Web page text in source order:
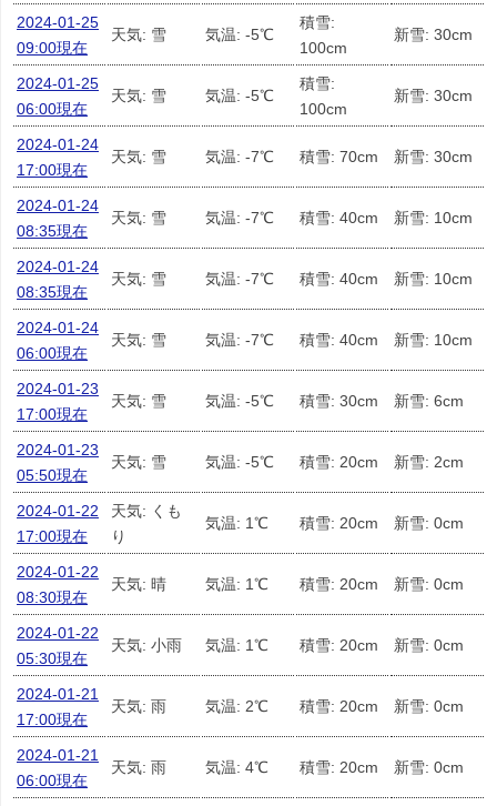
2024-01-25
09:00現在
天気: 雪 気温: -5℃
積雪:
100cm
新雪: 30cm
2024-01-25
06:00現在
天気: 雪 気温: -5℃
積雪:
100cm
新雪: 30cm
2024-01-24
17:00現在
天気: 雪 気温: -7℃ 積雪: 70cm 新雪: 30cm
2024-01-24
08:35現在
天気: 雪 気温: -7℃ 積雪: 40cm 新雪: 10cm
2024-01-24
08:35現在
天気: 雪 気温: -7℃ 積雪: 40cm 新雪: 10cm
2024-01-24
06:00現在
天気: 雪 気温: -7℃ 積雪: 40cm 新雪: 10cm
2024-01-23
17:00現在
天気: 雪 気温: -5℃ 積雪: 30cm 新雪: 6cm
2024-01-23
05:50現在
天気: 雪 気温: -5℃ 積雪: 20cm 新雪: 2cm
2024-01-22
17:00現在
天気: くも
り
気温: 1℃ 積雪: 20cm 新雪: 0cm
2024-01-22
08:30現在
天気: 晴 気温: 1℃ 積雪: 20cm 新雪: 0cm
2024-01-22
05:30現在
天気: 小雨 気温: 1℃ 積雪: 20cm 新雪: 0cm
2024-01-21
17:00現在
天気: 雨 気温: 2℃ 積雪: 20cm 新雪: 0cm
2024-01-21
06:00現在
天気: 雨 気温: 4℃ 積雪: 20cm 新雪: 0cm